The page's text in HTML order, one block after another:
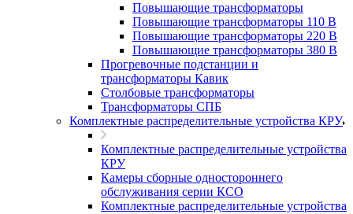
Повышающие трансформаторы
Повышающие трансформаторы 110 В
Повышающие трансформаторы 220 В
Повышающие трансформаторы 380 В
Прогревочные подстанции и
трансформаторы Кавик
Столбовые трансформаторы
Трансформаторы СПБ
Комплектные распределительные устройства КРУ
Комплектные распределительные устройства
КРУ
Камеры сборные одностороннего
обслуживания серии КСО
Комплектные распределительные устройства